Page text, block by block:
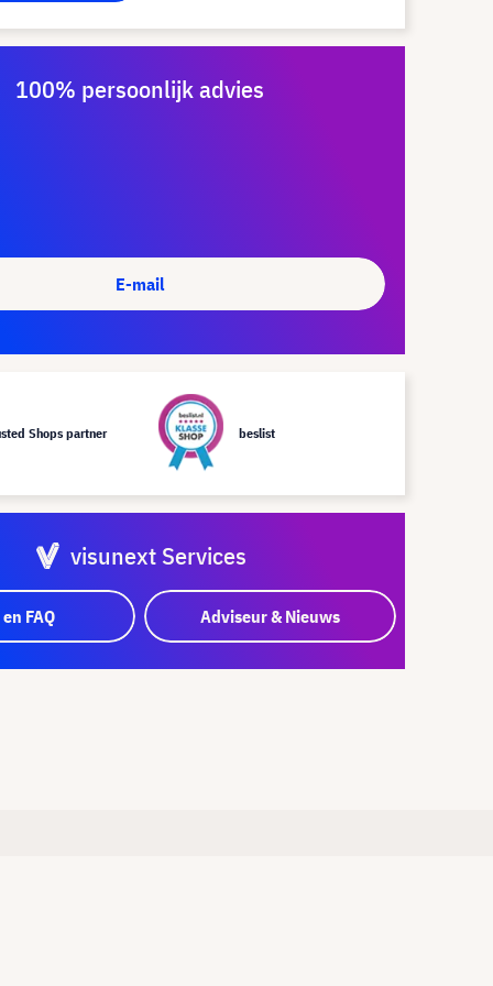
100% persoonlijk advies
E-mail
Shops partner beslist
visunext Services
FAQ Adviseur & Nieuws